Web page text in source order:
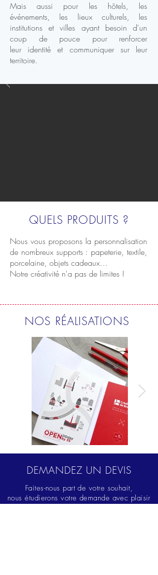
Mais aussi pour les hôtels, les
événements, les lieux culturels, les
institutions et villes ayant besoin d'un
coup de pouce pour renforcer
leur identité et communiquer sur leur
territoire.
QUELS PRODUITS ?
Nous vous proposons la personnalisation
de nombreux supports : papeterie, textile,
porcelaine, objets cadeaux…
Notre créativité n'a pas de limites !
NOS RÉALISATIONS
DEMANDEZ UN DEVIS
Faites-nous part de votre souhait,
nous étudierons votre demande avec plaisir